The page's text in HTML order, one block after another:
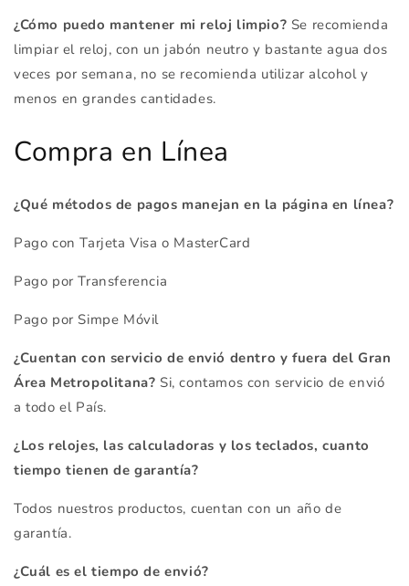
¿Cómo puedo mantener mi reloj limpio? Se recomienda
limpiar el reloj, con un jabón neutro y bastante agua dos
veces por semana, no se recomienda utilizar alcohol y
menos en grandes cantidades.
Compra en Línea
¿Qué métodos de pagos manejan en la página en línea?
Pago con Tarjeta Visa o MasterCard
Pago por Transferencia
Pago por Simpe Móvil
¿Cuentan con servicio de envió dentro y fuera del Gran
Área Metropolitana? Si, contamos con servicio de envió
a todo el País.
¿Los relojes, las calculadoras y los teclados, cuanto
tiempo tienen de garantía?
Todos nuestros productos, cuentan con un año de
garantía.
¿Cuál es el tiempo de envió?